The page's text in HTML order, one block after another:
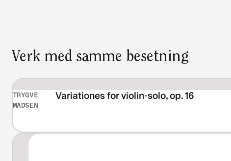
Verk med samme besetning
TRYGVE
MADSEN
Variationes for violin-solo, op. 16